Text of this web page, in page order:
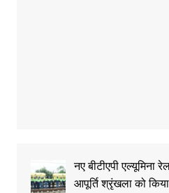
नए बीटीएपी एल्यूमिना
आपूर्ति श्रृंखला को